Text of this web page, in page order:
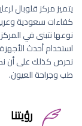
يتميز مركز قلوبال
كفاءات سعودية
نوعها نتبنى في
استخدام أحدث
نحرص كذلك على أن
طب وجراحة العيون.
رؤيتنا